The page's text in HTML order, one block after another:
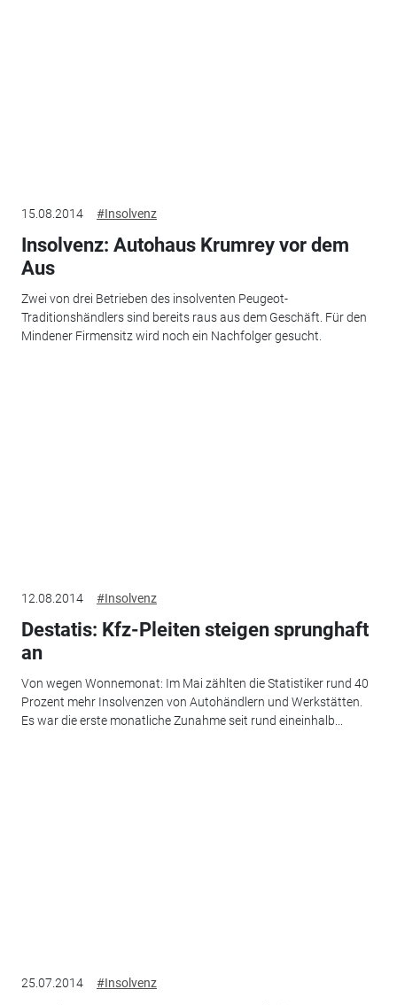
15.08.2014 #Insolvenz
Insolvenz: Autohaus Krumrey vor dem
Aus
Zwei von drei Betrieben des insolventen Peugeot-
Traditionshändlers sind bereits raus aus dem Geschäft. Für den
Mindener Firmensitz wird noch ein Nachfolger gesucht.
12.08.2014 #Insolvenz
Destatis: Kfz-Pleiten steigen sprunghaft
an
Von wegen Wonnemonat: Im Mai zählten die Statistiker rund 40
Prozent mehr Insolvenzen von Autohändlern und Werkstätten.
Es war die erste monatliche Zunahme seit rund eineinhalb...
25.07.2014 #Insolvenz